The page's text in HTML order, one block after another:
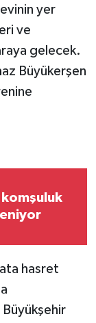
yer
ve
gelecek.
Büyükerşen
hasret
Büyükşehir